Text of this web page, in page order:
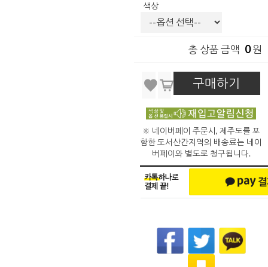
색상
총 상품 금액 0원
구매하기
※ 네이버페이 주문시, 제주도를 포
함한 도서산간지역의 배송료는 네이
버페이와 별도로 청구됩니다.